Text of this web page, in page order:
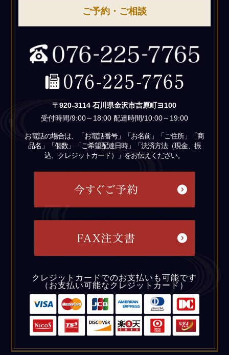
ご予約・ご相談
〒920-3114 石川県金沢市吉原町ヨ100
受付時間/9:00～18:00 配達時間/10:00～19:00
お電話の場合は、「お電話番号」「お名前」「ご住所」「商
品名」「個数」「ご希望配達日時」「決済方法（現金、振
込、クレジットカード）」をお伝えください。
クレジットカードでのお支払いも可能です
（お支払い可能なクレジットカード）